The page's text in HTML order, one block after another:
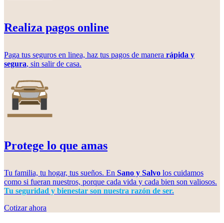
Realiza pagos online
Paga tus seguros en linea, haz tus pagos de manera rápida y
segura, sin salir de casa.
Protege lo que amas
Tu familia, tu hogar, tus sueños. En Sano y Salvo los cuidamos
como si fueran nuestros, porque cada vida y cada bien son valiosos.
Tu seguridad y bienestar son nuestra razón de ser.
Cotizar ahora